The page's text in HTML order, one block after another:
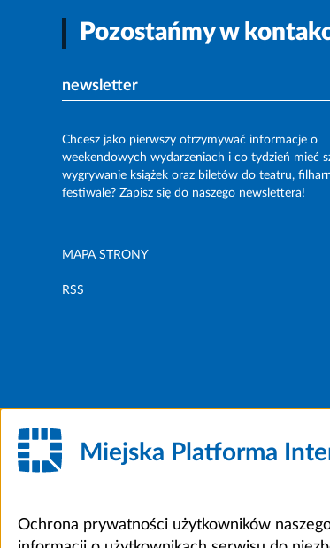
Pozostańmy w
newsletter
Chcesz jako pierwszy otrzymywać informacje o
weekendowych wydarzeniach i co tydzień mieć
wygrywanie książek oraz biletów do teatru,
festiwale? Zapisz się do naszego newslettera!
MAPA STRONY
RSS
Miejska Platforma
Ochrona prywatności użytkowników